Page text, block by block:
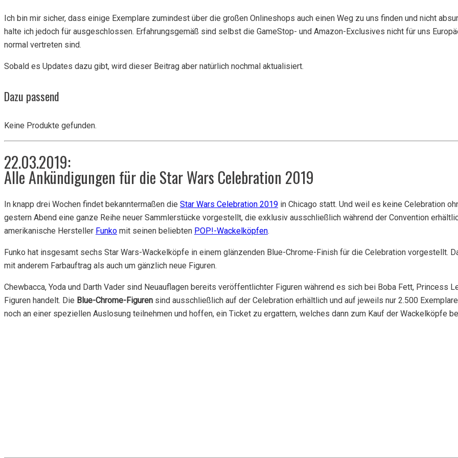
Ich bin mir sicher, dass einige Exemplare zumindest über die großen Onlineshops auch einen Weg zu uns finden und nicht
halte ich jedoch für ausgeschlossen. Erfahrungsgemäß sind selbst die GameStop- und Amazon-Exclusives nicht für uns
normal vertreten sind.
Sobald es Updates dazu gibt, wird dieser Beitrag aber natürlich nochmal aktualisiert.
Dazu passend
Keine Produkte gefunden.
22.03.2019:
Alle Ankündigungen für die Star Wars Celebration 2019
In knapp drei Wochen findet bekanntermaßen die Star Wars Celebration 2019 in Chicago statt. Und weil es keine Celebration
gestern Abend eine ganze Reihe neuer Sammlerstücke vorgestellt, die exklusiv ausschließlich während der Convention
amerikanische Hersteller Funko mit seinen beliebten POP!-Wackelköpfen.
Funko hat insgesamt sechs Star Wars-Wackelköpfe in einem glänzenden Blue-Chrome-Finish für die Celebration vorgestellt.
mit anderem Farbauftrag als auch um gänzlich neue Figuren.
Chewbacca, Yoda und Darth Vader sind Neuauflagen bereits veröffentlichter Figuren während es sich bei Boba Fett, Princess
Figuren handelt. Die Blue-Chrome-Figuren sind ausschließlich auf der Celebration erhältlich und auf jeweils nur 2.500
noch an einer speziellen Auslosung teilnehmen und hoffen, ein Ticket zu ergattern, welches dann zum Kauf der Wackelköpfe